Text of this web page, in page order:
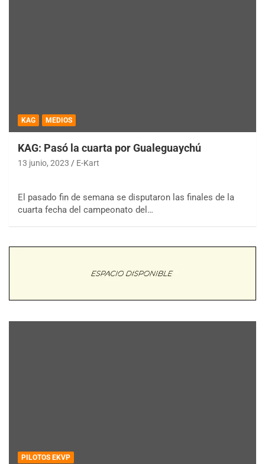
KAG MEDIOS
KAG: Pasó la cuarta por Gualeguaychú
13 junio, 2023 E-Kart
El pasado fin de semana se disputaron las finales de la
cuarta fecha del campeonato del…
PILOTOS EKVP